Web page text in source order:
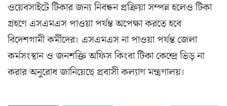
ওয়েবসাইটে টিকার জন্য নিবন্ধন প্রক্রিয়া সম্পন্ন হলেও টিকা
গ্রহণে এসএমএস পাওয়া পর্যন্ত অপেক্ষা করতে হবে
বিদেশগামী কর্মীদের। এসএমএস না পাওয়া পর্যন্ত জেলা
কর্মসংস্থান ও জনশক্তি অফিস কিংবা টিকা কেন্দ্রে ভিড় না
করার অনুরোধ জানিয়েছে প্রবাসী কল্যাণ মন্ত্রণালয়।